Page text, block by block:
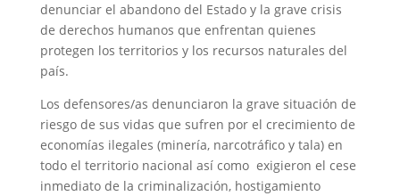
denunciar el abandono del Estado y la grave crisis
de derechos humanos que enfrentan quienes
protegen los territorios y los recursos naturales del
país.
Los defensores/as denunciaron la grave situación de
riesgo de sus vidas que sufren por el crecimiento de
economías ilegales (minería, narcotráfico y tala) en
todo el territorio nacional así como exigieron el cese
inmediato de la criminalización, hostigamiento